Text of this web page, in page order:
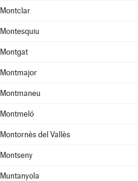
Montclar
Montesquiu
Montgat
Montmajor
Montmaneu
Montmeló
Montornès del Vallès
Montseny
Muntanyola